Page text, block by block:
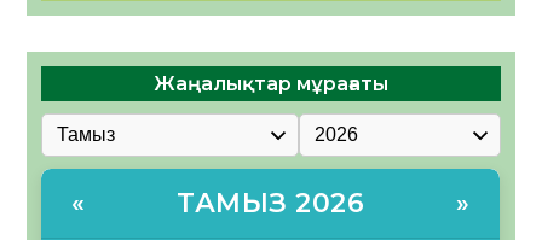
Жаңалықтар мұрағаты
« ТАМЫЗ 2026 »